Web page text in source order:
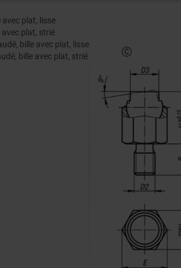
avec plat, lisse
avec plat, strié
bille avec plat, lisse
bille avec plat, strié